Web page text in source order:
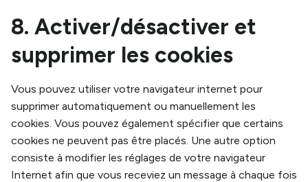
8. Activer/désactiver et
supprimer les cookies
Vous pouvez utiliser votre navigateur internet pour
supprimer automatiquement ou manuellement les
cookies. Vous pouvez également spécifier que certains
cookies ne peuvent pas être placés. Une autre option
consiste à modifier les réglages de votre navigateur
Internet afin que vous receviez un message à chaque fois